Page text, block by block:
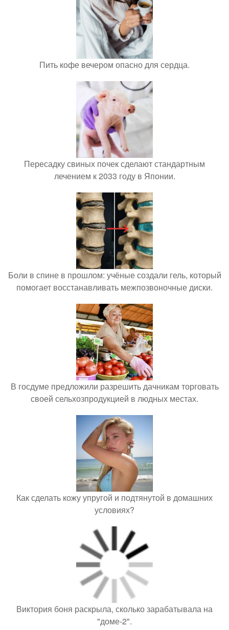
Пить кофе вечером опасно для сердца.
Пересадку свиных почек сделают стандартным
лечением к 2033 году в Японии.
Боли в спине в прошлом: учёные создали гель, который
помогает восстанавливать межпозвоночные диски.
В госдуме предложили разрешить дачникам торговать
своей сельхозпродукцией в людных местах.
Как сделать кожу упругой и подтянутой в домашних
условиях?
Виктория боня раскрыла, сколько зарабатывала на
"доме-2".